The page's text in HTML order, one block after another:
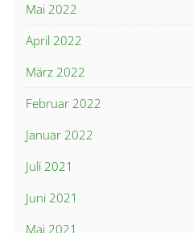
Mai 2022
April 2022
März 2022
Februar 2022
Januar 2022
Juli 2021
Juni 2021
Mai 2021